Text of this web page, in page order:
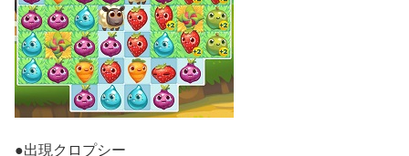
●出現クロプシー